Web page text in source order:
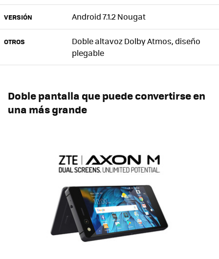
VERSIÓN Android 7.1.2 Nougat
OTROS
Doble altavoz Dolby Atmos, diseño
plegable
Doble pantalla que puede convertirse en
una más grande